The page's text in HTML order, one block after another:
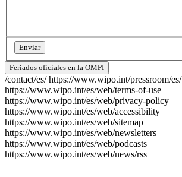
Feriados oficiales en la OMPI
/contact/es/ https://www.wipo.int/pressroom/es/
https://www.wipo.int/es/web/terms-of-use
https://www.wipo.int/es/web/privacy-policy
https://www.wipo.int/es/web/accessibility
https://www.wipo.int/es/web/sitemap
https://www.wipo.int/es/web/newsletters
https://www.wipo.int/es/web/podcasts
https://www.wipo.int/es/web/news/rss